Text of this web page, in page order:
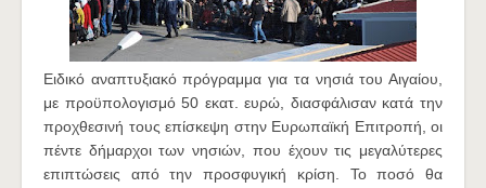
Ειδικό αναπτυξιακό πρόγραμμα για τα νησιά του Αιγαίου,
με προϋπολογισμό 50 εκατ. ευρώ, διασφάλισαν κατά την
προχθεσινή τους επίσκεψη στην Ευρωπαϊκή Επιτροπή, οι
πέντε δήμαρχοι των νησιών, που έχουν τις μεγαλύτερες
επιπτώσεις από την προσφυγική κρίση. Το ποσό θα